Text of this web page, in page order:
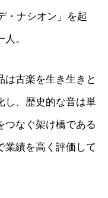
・ナシオン」を起
。
は古楽を生き生きと
し、歴史的な音は単
つなぐ架け橋である
業績を高く評価して